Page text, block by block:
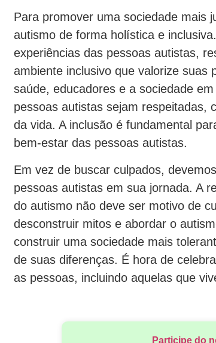
Para promover uma sociedade mais
autismo de forma holística e
experiências das pessoas autistas,
ambiente inclusivo que valorize suas
saúde, educadores e a sociedade
pessoas autistas sejam respeitadas,
da vida. A inclusão é fundamental
bem-estar das pessoas autistas.
Em vez de buscar culpados,
pessoas autistas em sua jornada. A
do autismo não deve ser motivo de
desconstruir mitos e abordar o
construir uma sociedade mais
de suas diferenças. É hora de
as pessoas, incluindo aquelas que
Participe do